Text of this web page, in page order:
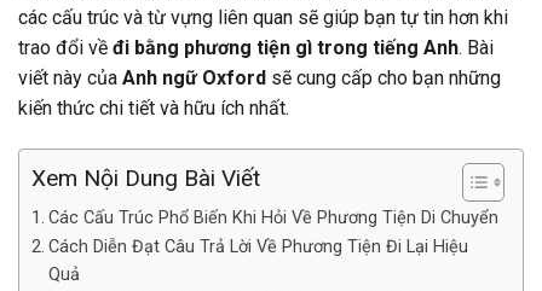
các cấu trúc và từ vựng liên quan sẽ giúp bạn tự tin hơn khi
trao đổi về đi bằng phương tiện gì trong tiếng Anh. Bài
viết này của Anh ngữ Oxford sẽ cung cấp cho bạn những
kiến thức chi tiết và hữu ích nhất.
Xem Nội Dung Bài Viết
Các Cấu Trúc Phổ Biến Khi Hỏi Về Phương Tiện Di Chuyển
Cách Diễn Đạt Câu Trả Lời Về Phương Tiện Đi Lại Hiệu
Quả